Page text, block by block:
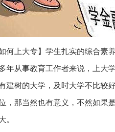
何上大专】学生扎实的综合素
年从事教育工作者来说，上大
建树的大学，及时大学不比较
，那当然也有意义，不然如果
。